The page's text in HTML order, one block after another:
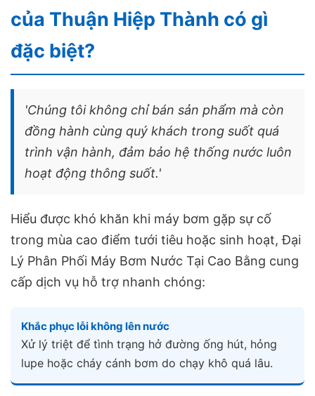
của Thuận Hiệp Thành có gì
đặc biệt?
'Chúng tôi không chỉ bán sản phẩm mà còn
đồng hành cùng quý khách trong suốt quá
trình vận hành, đảm bảo hệ thống nước luôn
hoạt động thông suốt.'
Hiểu được khó khăn khi máy bơm gặp sự cố
trong mùa cao điểm tưới tiêu hoặc sinh hoạt, Đại
Lý Phân Phối Máy Bơm Nước Tại Cao Bằng cung
cấp dịch vụ hỗ trợ nhanh chóng:
Khắc phục lỗi không lên nước
Xử lý triệt để tình trạng hở đường ống hút, hỏng
lupe hoặc cháy cánh bơm do chạy khô quá lâu.